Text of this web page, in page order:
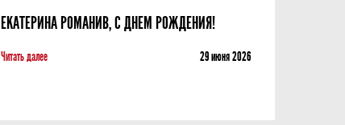
ЕКАТЕРИНА РОМАНИВ, С ДНЕМ РОЖДЕНИЯ!
Читать далее 29 июня 2026